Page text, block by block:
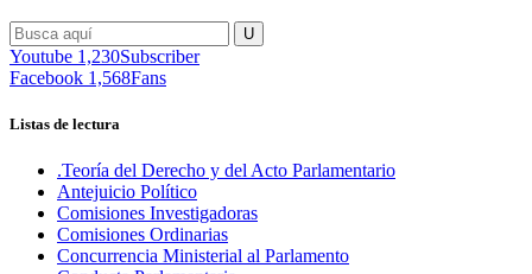
Youtube 1,230Subscriber
Facebook 1,568Fans
Listas de lectura
.Teoría del Derecho y del Acto Parlamentario
Antejuicio Político
Comisiones Investigadoras
Comisiones Ordinarias
Concurrencia Ministerial al Parlamento